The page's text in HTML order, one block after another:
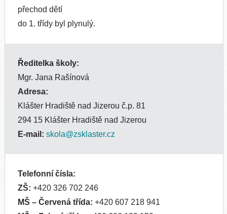
přechod dětí
do 1. třídy byl plynulý.
Ředitelka školy:
Mgr. Jana Rašínová
Adresa:
Klášter Hradiště nad Jizerou č.p. 81
294 15 Klášter Hradiště nad Jizerou
E-mail: skola@zsklaster.cz
Telefonní čísla:
ZŠ: +420 326 702 246
MŠ – Červená třída: +420 607 218 941